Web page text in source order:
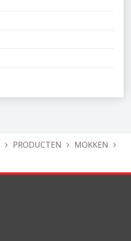
PRODUCTEN
MOKKEN